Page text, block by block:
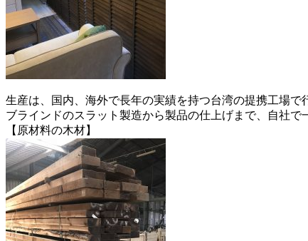
生産は、国内、海外で長年の実績を持つ台湾の提携工場で
ブラインドのスラット製造から製品の仕上げまで、自社で
【原材料の木材】